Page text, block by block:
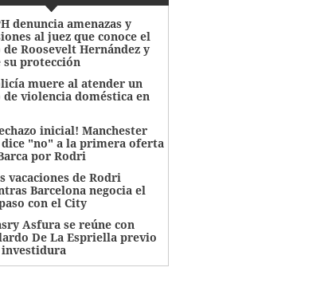
denuncia amenazas y
al juez que conoce el
de Roosevelt Hernández y
su protección
muere al atender un
de violencia doméstica en
inicial! Manchester
"no" a la primera oferta
por Rodri
vacaciones de Rodri
Barcelona negocia el
con el City
Asfura se reúne con
De La Espriella previo
investidura